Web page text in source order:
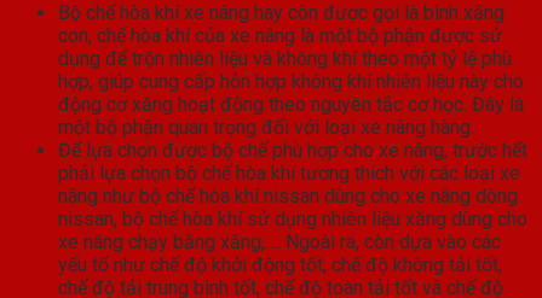
Bộ chế hòa khí xe nâng hay còn được gọi là bình xăng
con, chế hòa khí của xe nâng là một bộ phận được sử
dụng để trộn nhiên liệu và không khí theo một tỷ lệ phù
hợp, giúp cung cấp hỗn hợp không khí nhiên liệu này cho
động cơ xăng hoạt động theo nguyên tắc cơ học. Đây là
một bộ phận quan trọng đối với loại xe nâng hàng.
Để lựa chọn được bộ chế phù hợp cho xe nâng, trước hết
phải lựa chọn bộ chế hòa khí tương thích với các loại xe
nâng như bộ chế hòa khí nissan dùng cho xe nâng dòng
nissan, bộ chế hòa khí sử dụng nhiên liệu xăng dùng cho
xe nâng chạy bằng xăng,…. Ngoài ra, còn dựa vào các
yếu tố như chế độ khởi động tốt, chế độ không tải tốt,
chế độ tải trung bình tốt, chế độ toàn tải tốt và chế độ